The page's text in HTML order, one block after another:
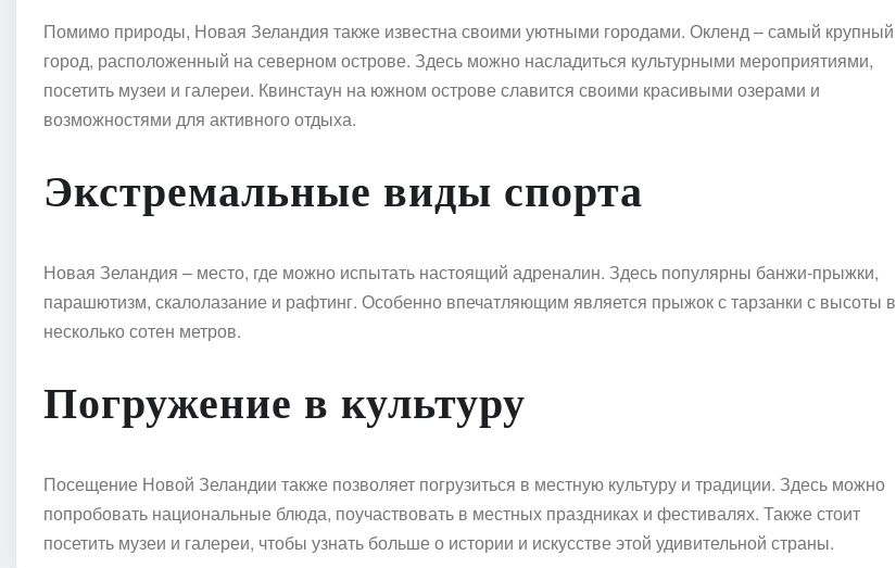
Помимо природы, Новая Зеландия также известна своими уютными городами. Окленд – самый крупный
город, расположенный на северном острове. Здесь можно насладиться культурными мероприятиями,
посетить музеи и галереи. Квинстаун на южном острове славится своими красивыми озерами и
возможностями для активного отдыха.
Экстремальные виды спорта
Новая Зеландия – место, где можно испытать настоящий адреналин. Здесь популярны банжи-прыжки,
парашютизм, скалолазание и рафтинг. Особенно впечатляющим является прыжок с тарзанки с высоты в
несколько сотен метров.
Погружение в культуру
Посещение Новой Зеландии также позволяет погрузиться в местную культуру и традиции. Здесь можно
попробовать национальные блюда, поучаствовать в местных праздниках и фестивалях. Также стоит
посетить музеи и галереи, чтобы узнать больше о истории и искусстве этой удивительной страны.